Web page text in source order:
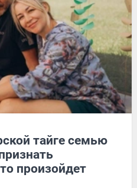
тайге семью
произойдет